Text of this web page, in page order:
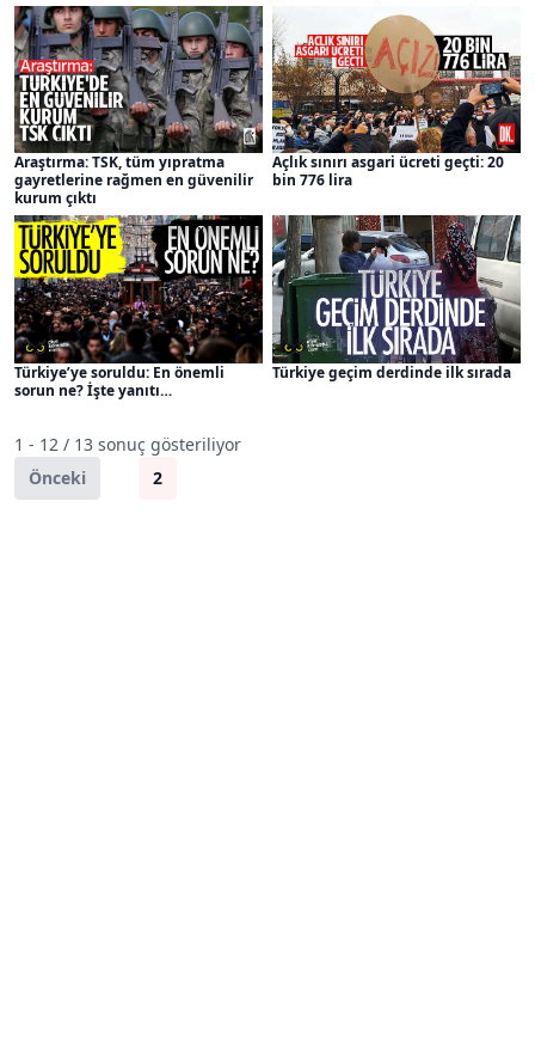
Araştırma: TSK, tüm yıpratma
gayretlerine rağmen en güvenilir
kurum çıktı
Açlık sınırı asgari ücreti geçti: 20
bin 776 lira
Türkiye’ye soruldu: En önemli
sorun ne? İşte yanıtı…
Türkiye geçim derdinde ilk sırada
1 - 12 / 13 sonuç gösteriliyor
Önceki
2